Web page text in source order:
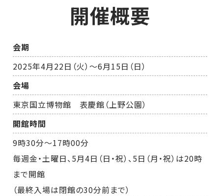
開催概要
会期
2025年4月22日（火）～6月15日（日）
会場
東京国立博物館 表慶館（上野公園）
開館時間
9時30分～17時00分
毎週金・土曜日、5月4日（日・祝）、5日（月・祝）は20時
まで開館
（最終入場は閉館の30分前まで）